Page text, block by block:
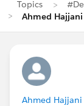
Topics
Ahmed Hajjani
Ahmed Hajjani